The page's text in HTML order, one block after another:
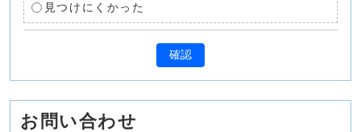
見つけにくかった
確認
お問い合わせ